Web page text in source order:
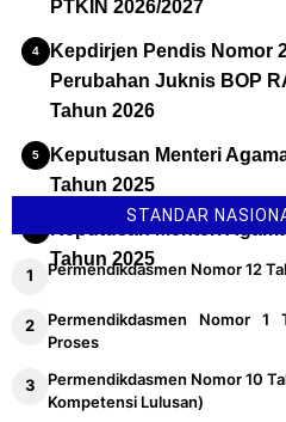
PTKIN 2026/2027
Kepdirjen Pendis Nomor
Perubahan Juknis BOP
Tahun 2026
Keputusan Menteri
Tahun 2025
Tahun 2025
STANDAR
Permendikdasmen Nomor 12
Permendikdasmen Nomor 1
Proses
Permendikdasmen Nomor 10
Kompetensi Lulusan)